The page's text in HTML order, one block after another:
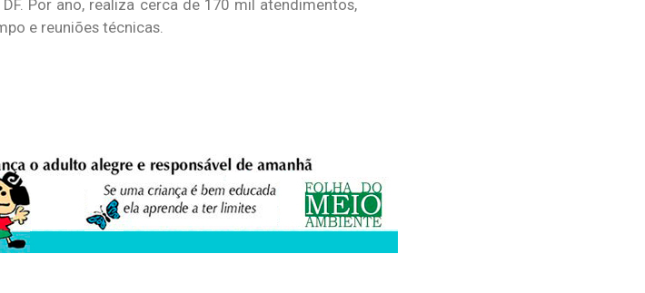
Por ano, realiza cerca de 170 mil atendimentos,
e reuniões técnicas.